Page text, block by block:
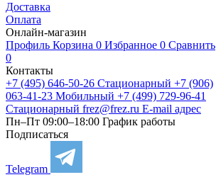
Доставка
Оплата
Онлайн-магазин
Профиль Корзина 0 Избранное 0 Сравнить
0
Контакты
+7 (495) 646-50-26 Стационарный +7 (906)
063-41-23 Мобильный +7 (499) 729-96-41
Стационарный frez@frez.ru E-mail адрес
Пн–Пт 09:00–18:00 График работы
Подписаться
Telegram